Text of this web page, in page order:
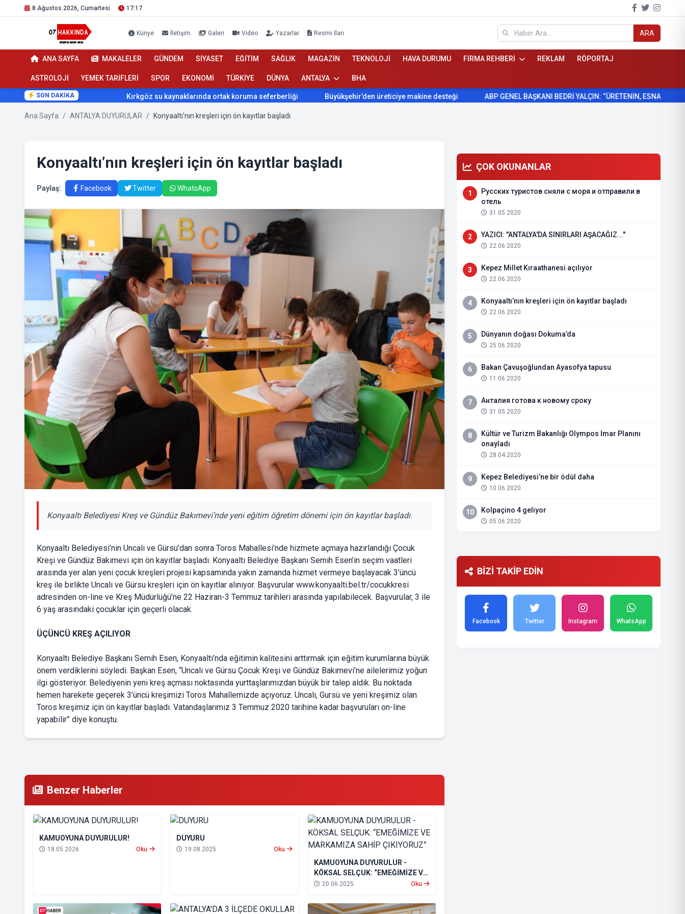
8 Ağustos 2026, Cumartesi 17:17
Künye İletişim Galeri Video Yazarlar Resmi İlan ARA
ANA SAYFA MAKALELER GÜNDEM SİYASET EĞİTİM SAĞLIK MAGAZİN TEKNOLOJİ HAVA DURUMU FİRMA REHBERİ REKLAM RÖPORTAJ
ASTROLOJİ YEMEK TARİFLERİ SPOR EKONOMİ TÜRKİYE DÜNYA ANTALYA BHA
SON DAKİKA Kırkgöz su kaynaklarında ortak koruma seferberliği Büyükşehir’den üreticiye makine desteği ABP GENEL BAŞKANI BEDRİ YALÇIN: “ÜRETENİN, ESNAFIN VE
Ana Sayfa / ANTALYA DUYURULAR / Konyaaltı’nın kreşleri için ön kayıtlar başladı
Konyaaltı’nın kreşleri için ön kayıtlar başladı
Paylaş: Facebook Twitter WhatsApp
Konyaaltı Belediyesi Kreş ve Gündüz Bakımevi’nde yeni eğitim öğretim dönemi için ön kayıtlar başladı.
Konyaaltı Belediyesi’nin Uncalı ve Gürsu’dan sonra Toros Mahallesi’nde hizmete açmaya hazırlandığı Çocuk
Kreşi ve Gündüz Bakımevi için ön kayıtlar başladı. Konyaaltı Belediye Başkanı Semih Esen’in seçim vaatleri
arasında yer alan yeni çocuk kreşleri projesi kapsamında yakın zamanda hizmet vermeye başlayacak 3’üncü
kreş ile birlikte Uncalı ve Gürsu kreşleri için ön kayıtlar alınıyor. Başvurular www.konyaalti.bel.tr/cocukkresi
adresinden on-line ve Kreş Müdürlüğü’ne 22 Haziran-3 Temmuz tarihleri arasında yapılabilecek. Başvurular, 3 ile
6 yaş arasındaki çocuklar için geçerli olacak.
ÜÇÜNCÜ KREŞ AÇILIYOR
Konyaaltı Belediye Başkanı Semih Esen, Konyaaltı’nda eğitimin kalitesini arttırmak için eğitim kurumlarına büyük
önem verdiklerini söyledi. Başkan Esen, “Uncalı ve Gürsu Çocuk Kreşi ve Gündüz Bakımevi’ne ailelerimiz yoğun
ilgi gösteriyor. Belediyenin yeni kreş açması noktasında yurttaşlarımızdan büyük bir talep aldık. Bu noktada
hemen harekete geçerek 3’üncü kreşimizi Toros Mahallemizde açıyoruz. Uncalı, Gursü ve yeni kreşimiz olan
Toros kreşimiz için ön kayıtlar başladı. Vatandaşlarımız 3 Temmuz 2020 tarihine kadar başvuruları on-line
yapabilir” diye konuştu.
Benzer Haberler
KAMUOYUNA DUYURULUR!
18.05.2026 Oku
DUYURU
19.08.2025 Oku
KAMUOYUNA DUYURULUR -
KÖKSAL SELÇUK: “EMEĞİMİZE VE
MARKAMIZA SAHİP ÇIKIYORUZ”
20.06.2025 Oku
ÇOK OKUNANLAR
1
Русских туристов сняли с моря и отправили в
отель
31.05.2020
2 YAZICI: "ANTALYA'DA SINIRLARI AŞACAĞIZ..."
22.06.2020
3 Kepez Millet Kıraathanesi açılıyor
22.06.2020
4 Konyaaltı’nın kreşleri için ön kayıtlar başladı
22.06.2020
5 Dünyanın doğası Dokuma’da
25.06.2020
6 Bakan Çavuşoğlundan Ayasofya tapusu
11.06.2020
7 Анталия готова к новому сроку
31.05.2020
8
Kültür ve Turizm Bakanlığı Olympos İmar Planını
onayladı
28.04.2020
9 Kepez Belediyesi’ne bir ödül daha
10.06.2020
10 Kolpaçino 4 geliyor
05.06.2020
BİZİ TAKİP EDİN
Facebook Twitter Instagram WhatsApp